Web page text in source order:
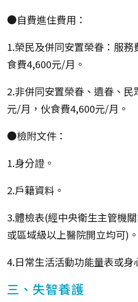
●自費進住費用：
1.榮民及併同安置榮眷：服
食費4,600元/月。
2.非併同安置榮眷、遺眷、民
元/月，伙食費4,600元/月。
●檢附文件：
1.身分證。
2.戶籍資料。
3.體檢表(經中央衛生主管機
或區域級以上醫院開立均可)。
4.日常生活活動功能量表或身
三、失智養護